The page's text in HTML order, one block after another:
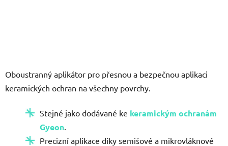
Oboustranný aplikátor pro přesnou a bezpečnou aplikaci
keramických ochran na všechny povrchy.
Stejné jako dodávané ke keramickým ochranám
Gyeon
Precizní aplikace díky semišové a mikrovláknové